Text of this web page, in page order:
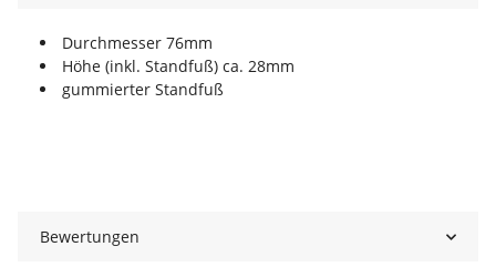
Durchmesser 76mm
Höhe (inkl. Standfuß) ca. 28mm
gummierter Standfuß
Bewertungen